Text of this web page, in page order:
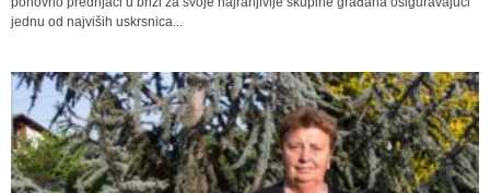
jednu od najviših uskrsnica...